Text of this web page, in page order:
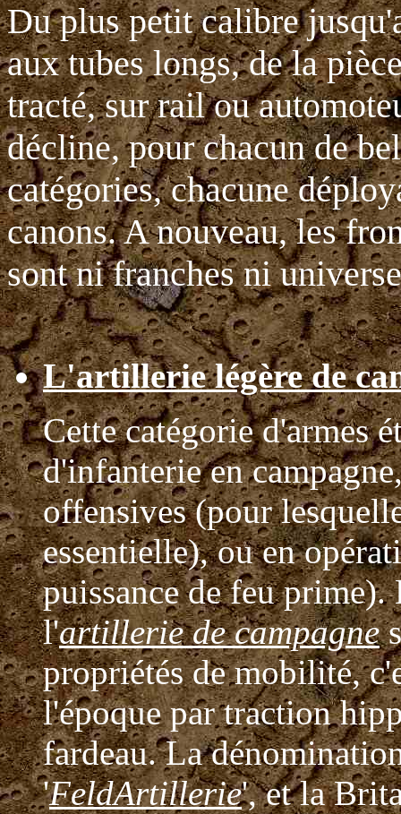
Du plus petit calibre
aux tubes longs, de la
tracté, sur rail ou
décline, pour chacun de
catégories, chacune
canons. A nouveau, les
sont ni franches ni
L'artillerie légère de
Cette catégorie d'armes
d'infanterie en
offensives (pour
essentielle), ou en
puissance de feu prime).
l'artillerie de campagne
propriétés de mobilité,
l'époque par traction
fardeau. La
'FeldArtillerie', et la